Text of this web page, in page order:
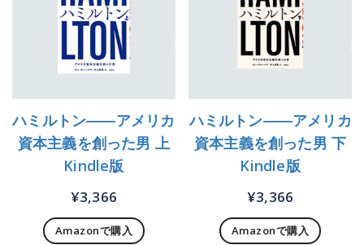
ハミルトン――アメリカ
資本主義を創った男 上
Kindle版
¥3,366
Amazonで購入
ハミルトン――アメリカ
資本主義を創った男 下
Kindle版
¥3,366
Amazonで購入